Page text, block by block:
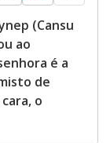
(Cansu
ao
é a
de
o